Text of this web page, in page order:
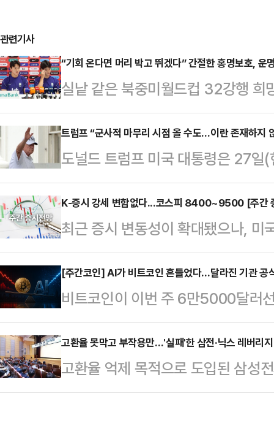
관련기사
“기회 온다면 머리 박고 뛰겠다” 간절한 홍명보호, 운
실낱 같은 북중미월드컵 32강행 희
명이 결정된다.A조 조별리그 일정
보호는 현재 3위 12팀 중 8위로 마
조 1, 2위가 32강에 직행하고 3위
로 토너먼트에 추가 합류한다.한국
이날 열리는 3개조 경기 결과가 중
출 확률이 전날 30% 초반대까지
히 선…
트럼프 “군사적 마무리 시점 올 수도…이란 존재하지
도널드 트럼프 미국 대통령은 27일
시점이 올 수도 있다며 그럴 경우
을 놨다. 미군은 이란을 추가 공습
서 중동 정세가 최고 수위의 긴장
르면 트럼프 대통령은 이날 자신
해 “미국 항공기가 휴전합의 위반
시설과 해안 레이더 기지를 타격했
못할 가능성이 …
K-증시 강세 변함없다...코스피 8400~9500 [주간
최근 증시 변동성이 확대됐으나,
실적 기대감이 높아지고 있다.이에
8400~9500선을 제시했다.28일
지수는 전 거래일 대비 519.09포
쳤다.지난주(22~26일) 코스피는
등 극심한 변동성을 보였다.22일에
23일과 26일에는 외국인과 기관의
브…
[주간코인] AI가 비트코인 흔들었다…달라진 기관 공
비트코인이 이번 주 6만5000달러
롤러코스터 장세를 연출했다.27일
따르면 비트코인은 지난 22일 6만
5000달러선을 회복했지만, 25일
다시 6만 달러선을 회복했다.주 초
고환율 못막고 부작용만…'실패'한 삼전·닉스 레버리지
고환율 억제 목적으로 도입된 삼성
이 증시 변동성과 투자자 피해 우려